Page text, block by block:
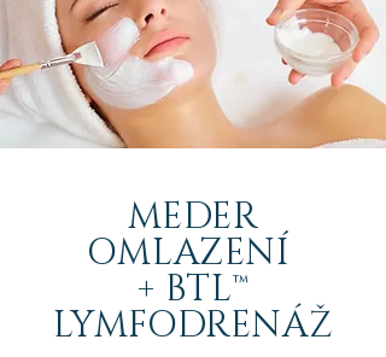
MEDER
OMLAZENÍ
+ BTL™
LYMFODRENÁŽ